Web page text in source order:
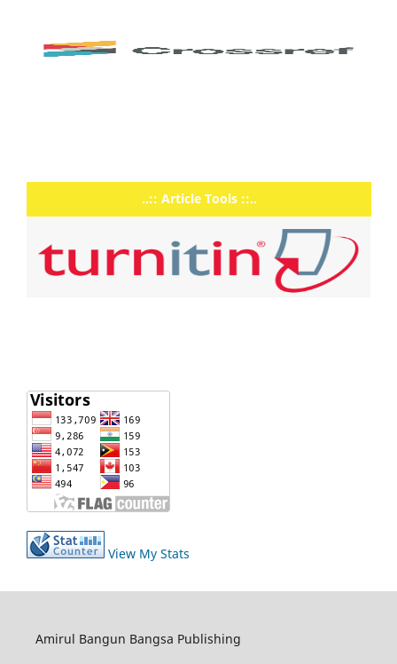
..:: Article Tools ::..
View My Stats
Amirul Bangun Bangsa Publishing